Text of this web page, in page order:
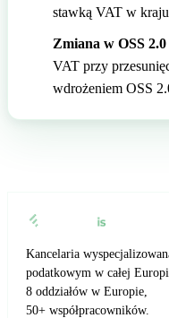
stawką VAT w
Zmiana w OSS 2.0
VAT przy
wdrożeniem OSS
Kancelaria
podatkowym w całej
8 oddziałów w Europie,
50+ współpracowników.